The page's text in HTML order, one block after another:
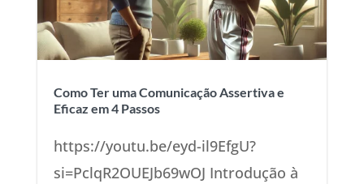
Como Ter uma Comunicação Assertiva e
Eficaz em 4 Passos
https://youtu.be/eyd-il9EfgU?
si=PclqR2OUEJb69wOJ Introdução à